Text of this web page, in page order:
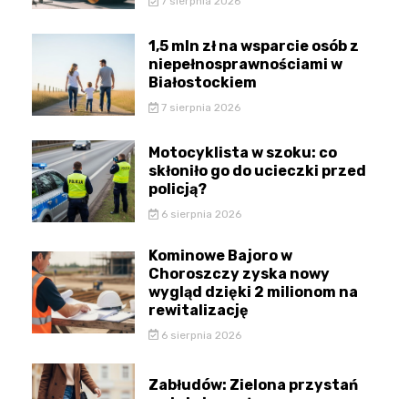
1,5 mln zł na wsparcie osób z
niepełnosprawnościami w
Białostockiem
7 sierpnia 2026
Motocyklista w szoku: co
skłoniło go do ucieczki przed
policją?
6 sierpnia 2026
Kominowe Bajoro w
Choroszczy zyska nowy
wygląd dzięki 2 milionom na
rewitalizację
6 sierpnia 2026
Zabłudów: Zielona przystań